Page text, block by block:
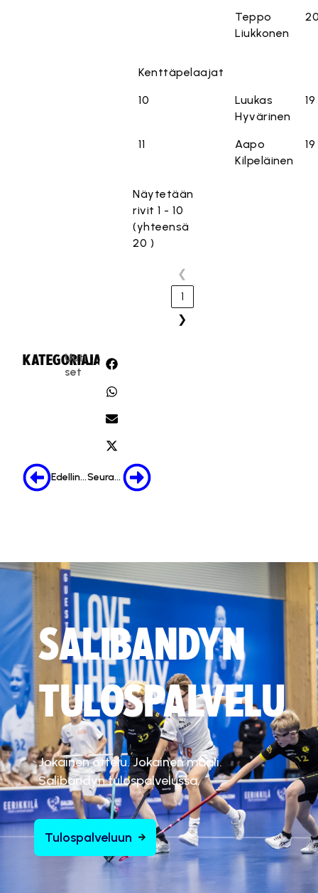
Teppo
Liukkonen
Kenttäpelaajat
10
Luukas
Hyvärinen
19
11
Aapo
Kilpeläinen
19
Näytetään
rivit 1 - 10
(yhteensä
20 )
❮
1
❯
KATEGORIA:
Uuti
set
JAA:
Edellinen Seuraava
SALIBANDYN
TULOSPALVELU
Jokainen ottelu. Jokainen maali.
Salibandyn tulospalvelussa.
Tulospalveluun